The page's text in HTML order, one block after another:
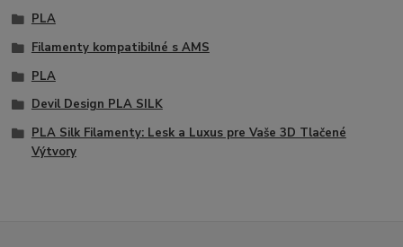
PLA
Filamenty kompatibilné s AMS
PLA
Devil Design PLA SILK
PLA Silk Filamenty: Lesk a Luxus pre Vaše 3D Tlačené
Výtvory